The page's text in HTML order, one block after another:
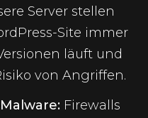
Server stellen
Site immer
läuft und
von Angriffen.
Firewalls